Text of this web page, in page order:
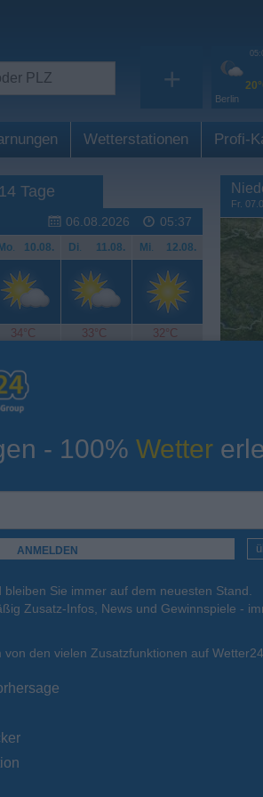
+
Berlin
Wetterstationen Profi-
14 Tage
06.08.2026 05:37
Mo. 10.08. Di. 11.08. Mi. 12.08.
34°C 33°C 32°C
Temperatur
. 17.08. Di. 18.08. Mi. 19.08.
28°C
Fr.
- 100% Wetter
Sie immer auf dem neuesten Stand.
Zusatz-Infos, News und Gewinnspiele -
den vielen Zusatzfunktionen auf